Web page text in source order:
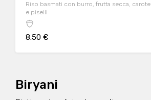
Riso basmati con burro, frutta secca, carote
e piselli
8.50 €
Biryani